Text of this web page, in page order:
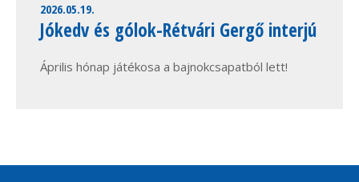
2026.05.19.
Jókedv és gólok-Rétvári Gergő interjú
Április hónap játékosa a bajnokcsapatból lett!